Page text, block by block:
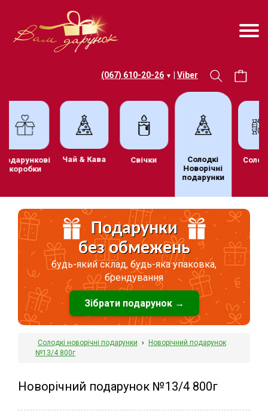
(067) 610-20-26 ▼ Viber
Подарункові
коробки
Чай & Кава Свічки
Солодкі
Новорічні
подарунки
Подарунки
без обмежень
будь-який склад, будь-яка упаковка,
брендування
Зібрати подарунок →
Солодкі новорічні подарунки › Новорічний подарунок
№13/4 800г
Новорічний подарунок №13/4 800г